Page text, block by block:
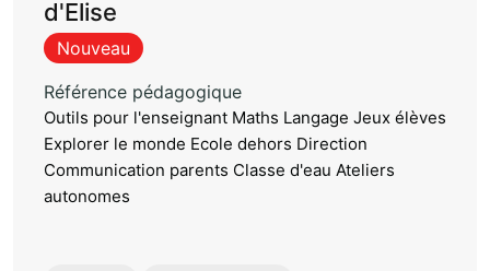
d'Elise
Nouveau
Référence pédagogique
Outils pour l'enseignant Maths Langage Jeux élèves
Explorer le monde Ecole dehors Direction
Communication parents Classe d'eau Ateliers
autonomes